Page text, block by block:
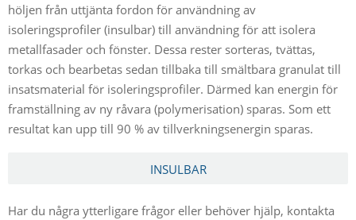
höljen från uttjänta fordon för användning av
isoleringsprofiler (insulbar) till användning för att isolera
metallfasader och fönster. Dessa rester sorteras, tvättas,
torkas och bearbetas sedan tillbaka till smältbara granulat till
insatsmaterial för isoleringsprofiler. Därmed kan energin för
framställning av ny råvara (polymerisation) sparas. Som ett
resultat kan upp till 90 % av tillverkningsenergin sparas.
INSULBAR
Har du några ytterligare frågor eller behöver hjälp, kontakta